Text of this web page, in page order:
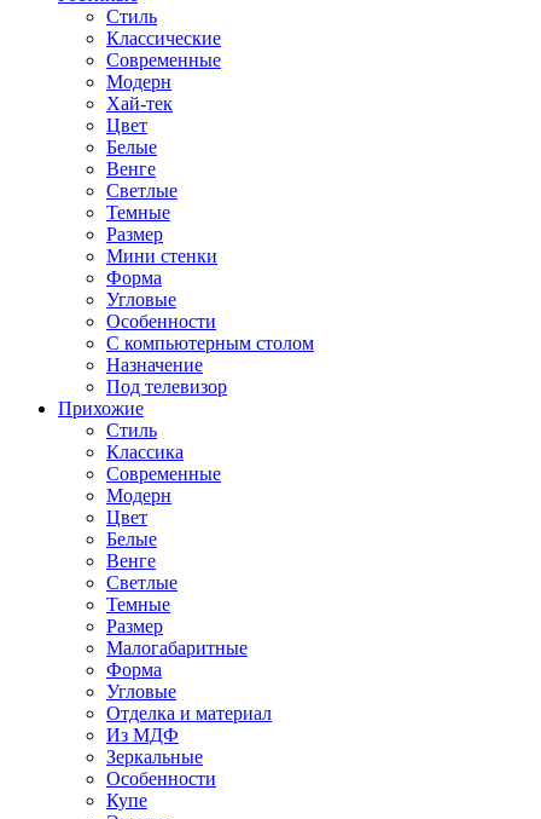
Стиль
Классические
Современные
Модерн
Хай-тек
Цвет
Белые
Венге
Светлые
Темные
Размер
Мини стенки
Форма
Угловые
Особенности
С компьютерным столом
Назначение
Под телевизор
Прихожие
Стиль
Классика
Современные
Модерн
Цвет
Белые
Венге
Светлые
Темные
Размер
Малогабаритные
Форма
Угловые
Отделка и материал
Из МДФ
Зеркальные
Особенности
Купе